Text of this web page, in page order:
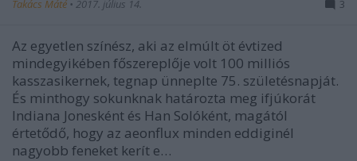
Takács Máté • 2017. július 14. 3
Az egyetlen színész, aki az elmúlt öt évtized
mindegyikében főszereplője volt 100 milliós
kasszasikernek, tegnap ünneplte 75. születésnapját.
És minthogy sokunknak határozta meg ifjúkorát
Indiana Jonesként és Han Solóként, magától
értetődő, hogy az aeonflux minden eddiginél
nagyobb feneket kerít e…